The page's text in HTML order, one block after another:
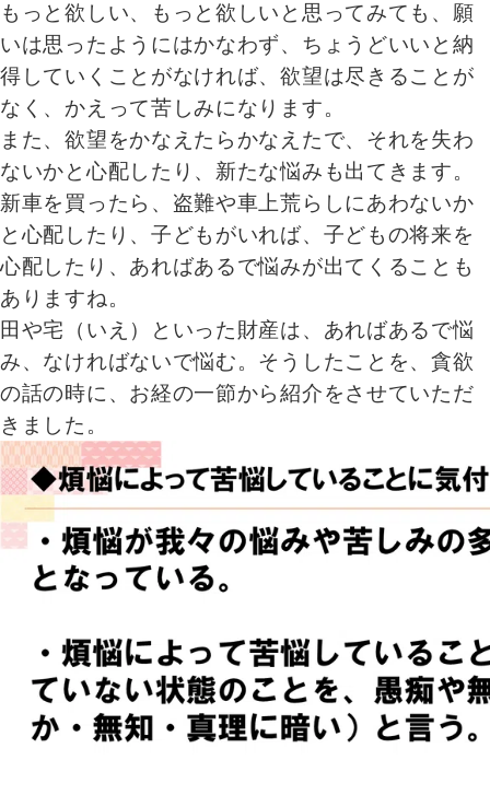
もっと欲しい、もっと欲しいと思ってみても、願
いは思ったようにはかなわず、ちょうどいいと納
得していくことがなければ、欲望は尽きることが
なく、かえって苦しみになります。
また、欲望をかなえたらかなえたで、それを失わ
ないかと心配したり、新たな悩みも出てきます。
新車を買ったら、盗難や車上荒らしにあわないか
と心配したり、子どもがいれば、子どもの将来を
心配したり、あればあるで悩みが出てくることも
ありますね。
田や宅（いえ）といった財産は、あればあるで悩
み、なければないで悩む。そうしたことを、貪欲
の話の時に、お経の一節から紹介をさせていただ
きました。